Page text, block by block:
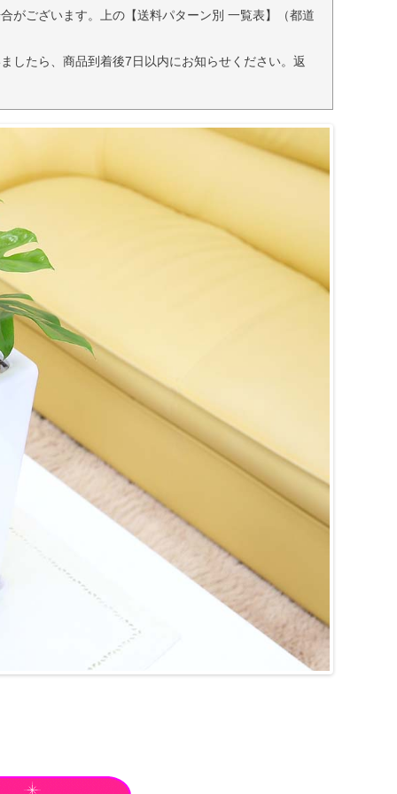
がございます。上の【送料パターン別 一覧表】（都道
したら、商品到着後7日以内にお知らせください。返